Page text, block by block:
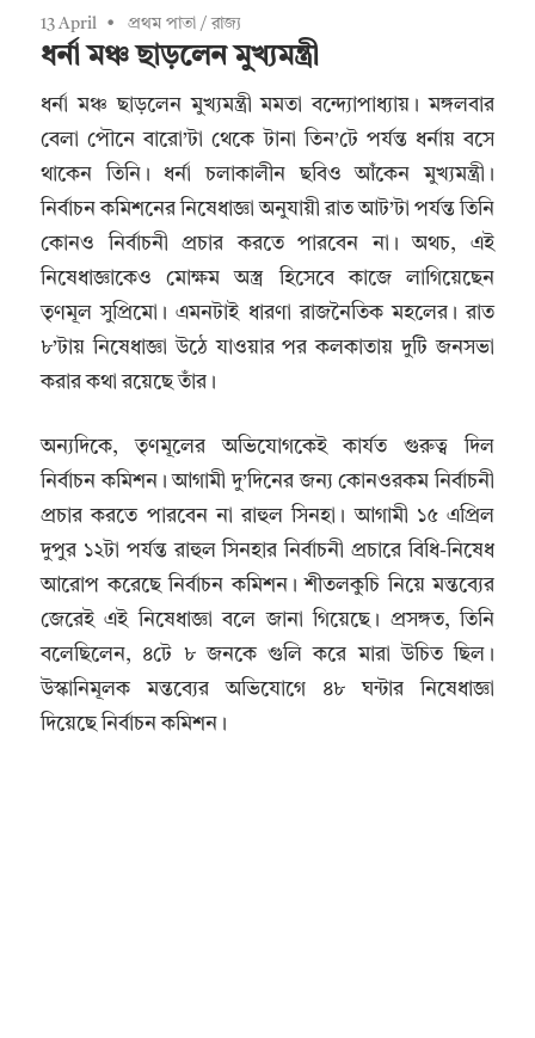
13 April প্রথম পাতা /রাজ্য
ধর্না মঞ্চ ছাড়লেন মুখ্যমন্ত্রী
ধর্না মঞ্চ ছাড়লেন মুখ্যমন্ত্রী মমতা বন্দ্যোপাধ্যায়। মঙ্গলবার
বেলা পৌনে বারো’টা থেকে টানা তিন’টে পর্যন্ত ধর্নায় বসে
থাকেন তিনি। ধর্না চলাকালীন ছবিও আঁকেন মুখ্যমন্ত্রী।
নির্বাচন কমিশনের নিষেধাজ্ঞা অনুযায়ী রাত আট’টা পর্যন্ত তিনি
কোনও নির্বাচনী প্রচার করতে পারবেন না। অথচ, এই
নিষেধাজ্ঞাকেও মোক্ষম অস্ত্র হিসেবে কাজে লাগিয়েছেন
তৃণমূল সুপ্রিমো। এমনটাই ধারণা রাজনৈতিক মহলের। রাত
৮’টায় নিষেধাজ্ঞা উঠে যাওয়ার পর কলকাতায় দুটি জনসভা
করার কথা রয়েছে তাঁর।
অন্যদিকে, তৃণমূলের অভিযোগকেই কার্যত গুরুত্ব দিল
নির্বাচন কমিশন। আগামী দু’দিনের জন্য কোনওরকম নির্বাচনী
প্রচার করতে পারবেন না রাহুল সিনহা। আগামী ১৫ এপ্রিল
দুপুর ১২টা পর্যন্ত রাহুল সিনহার নির্বাচনী প্রচারে বিধি-নিষেধ
আরোপ করেছে নির্বাচন কমিশন। শীতলকুচি নিয়ে মন্তব্যের
জেরেই এই নিষেধাজ্ঞা বলে জানা গিয়েছে। প্রসঙ্গত, তিনি
বলেছিলেন, ৪টে ৮ জনকে গুলি করে মারা উচিত ছিল।
উস্কানিমূলক মন্তব্যের অভিযোগে ৪৮ ঘন্টার নিষেধাজ্ঞা
দিয়েছে নির্বাচন কমিশন।